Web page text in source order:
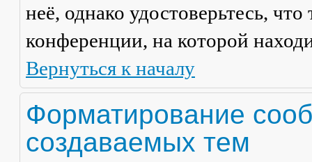
неё, однако удостоверьтесь,
конференции, на которой
Вернуться к началу
Форматирование
создаваемых тем